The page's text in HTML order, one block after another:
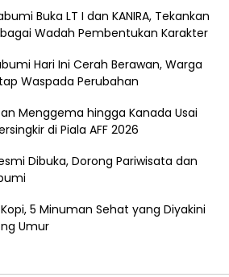
Buka LT I dan KANIRA, Tekankan
Wadah Pembentukan Karakter
Hari Ini Cerah Berawan, Warga
Waspada Perubahan
Menggema hingga Kanada Usai
di Piala AFF 2026
Dibuka, Dorong Pariwisata dan
5 Minuman Sehat yang Diyakini
Umur